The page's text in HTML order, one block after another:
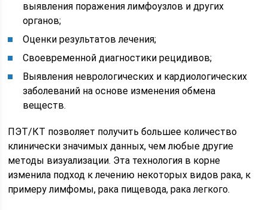
выявления поражения лимфоузлов и других
органов;
Оценки результатов лечения;
Своевременной диагностики рецидивов;
Выявления неврологических и кардиологических
заболеваний на основе изменения обмена
веществ.
ПЭТ/КТ позволяет получить большее количество
клинически значимых данных, чем любые другие
методы визуализации. Эта технология в корне
изменила подход к лечению некоторых видов рака, к
примеру лимфомы, рака пищевода, рака легкого.